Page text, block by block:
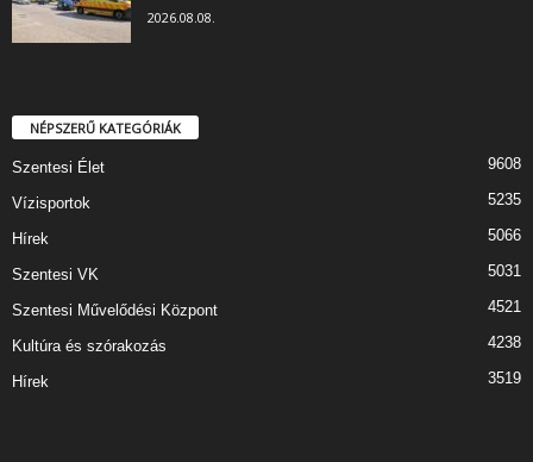
2026.08.08.
NÉPSZERŰ KATEGÓRIÁK
Szentesi Élet 9608
Vízisportok 5235
Hírek 5066
Szentesi VK 5031
Szentesi Művelődési Központ 4521
Kultúra és szórakozás 4238
Hírek 3519